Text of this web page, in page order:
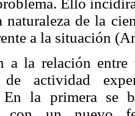
Ello
naturaleza de la
a la situación
a la relación entre
actividad
En la primera se